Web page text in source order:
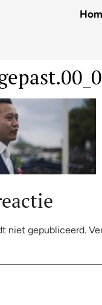
niet gepubliceerd.